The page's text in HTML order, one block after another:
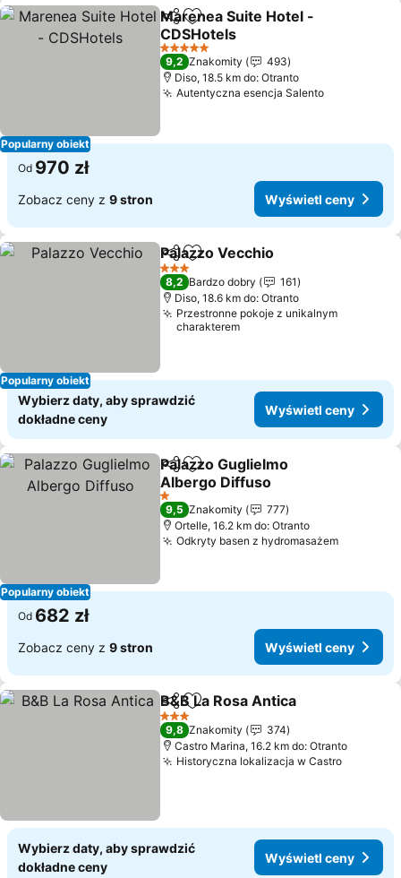
Popularny obiekt
Udostępnij
Dodaj do ulubionych
Marenea Suite Hotel -
CDSHotels
Wyświetl ceny
5 Kategoria
9,2 Znakomity
493
Diso, 18.5 km do: Otranto
Autentyczna esencja SalentoWyświetl
Od 970 zł
Zobacz ceny z 9 stron Wyświetl ceny
Popularny obiekt
Udostępnij
Dodaj do ulubionych
Palazzo Vecchio
3 Kategoria
8,2 Bardzo dobry
161
Diso, 18.6 km do: Otranto
Przestronne pokoje z unikalnym
charakterem
Wybierz daty, aby sprawdzić
dokładne ceny
Wyświetl ceny
Popularny obiekt
Udostępnij
Dodaj do ulubionych
Palazzo Guglielmo
Albergo Diffuso
Wyświetl ceny
1 Kategoria
9,5 Znakomity
777
Ortelle, 16.2 km do: Otranto
Odkryty basen z hydromasażem
Od 682 zł
Zobacz ceny z 9 stron Wyświetl ceny
Udostępnij
Dodaj do ulubionych
B&B La Rosa Antica
3 Kategoria
9,8 Znakomity
374
Castro Marina, 16.2 km do: Otranto
Historyczna lokalizacja w Castro
Wybierz daty, aby sprawdzić
dokładne ceny
Wyświetl ceny